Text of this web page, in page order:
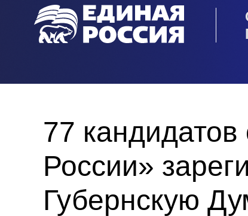
77
России»
Губернскую